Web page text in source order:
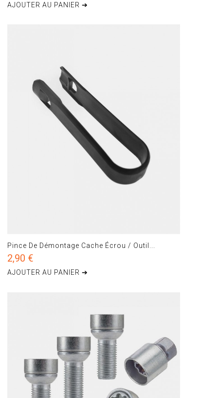
AJOUTER AU PANIER ➔
Pince De Démontage Cache Écrou / Outil...
2,90 €
AJOUTER AU PANIER ➔